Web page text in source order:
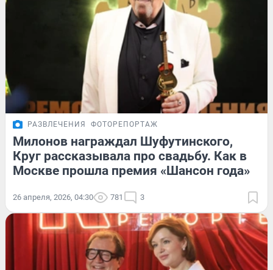
РАЗВЛЕЧЕНИЯ ФОТОРЕПОРТАЖ
Милонов награждал Шуфутинского,
Круг рассказывала про свадьбу. Как в
Москве прошла премия «Шансон года»
26 апреля, 2026, 04:30 781 3